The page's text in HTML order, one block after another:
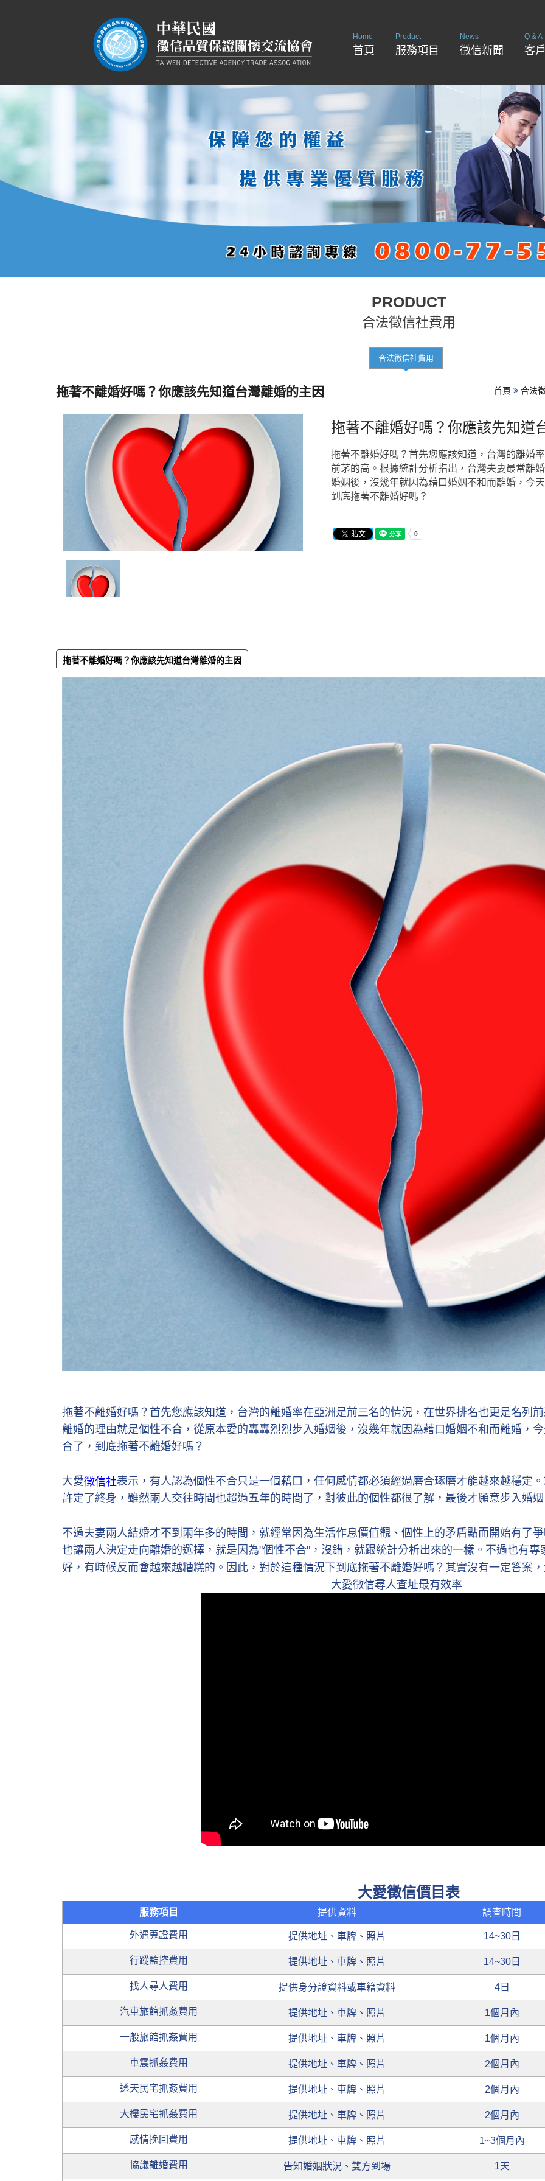
Home
首頁
Product
服務項目
News
徵信新聞
Q & A
客
PRODUCT
合法徵信社費用
合法徵信社費用
拖著不離婚好嗎？你應該先知道台灣離婚的主因 首頁 合法
拖著不離婚好嗎？你應該先知道
拖著不離婚好嗎？首先您應該知道，台灣的離婚
前茅的高。根據統計分析指出，台灣夫妻最常離
婚姻後，沒幾年就因為藉口婚姻不和而離婚，今
到底拖著不離婚好嗎？
拖著不離婚好嗎？你應該先知道台灣離婚的主因
拖著不離婚好嗎？首先您應該知道，台灣的離婚率在亞洲是前三名的情況，在世界排名也更是名列
離婚的理由就是個性不合，從原本愛的轟轟烈烈步入婚姻後，沒幾年就因為藉口婚姻不和而離婚，
合了，到底拖著不離婚好嗎？
大愛徵信社表示，有人認為個性不合只是一個藉口，任何感情都必須經過磨合琢磨才能越來越穩定
許定了終身，雖然兩人交往時間也超過五年的時間了，對彼此的個性都很了解，最後才願意步入婚
不過夫妻兩人結婚才不到兩年多的時間，就經常因為生活作息價值觀、個性上的矛盾點而開始有了
也讓兩人決定走向離婚的選擇，就是因為"個性不合"，沒錯，就跟統計分析出來的一樣。不過也有
好，有時候反而會越來越糟糕的。因此，對於這種情況下到底拖著不離婚好嗎？其實沒有一定答案
大愛徵信尋人查址最有效率
大愛徵信價目表
服務項目
外遇蒐證費用
提供資料
提供地址、車牌、照片
調查時間
14~30日
行蹤監控費用 提供地址、車牌、照片 14~30日
找人尋人費用 提供身分證資料或車籍資料 4日
汽車旅館抓姦費用 提供地址、車牌、照片 1個月內
一般旅館抓姦費用 提供地址、車牌、照片 1個月內
車震抓姦費用 提供地址、車牌、照片 2個月內
透天民宅抓姦費用 提供地址、車牌、照片 2個月內
大樓民宅抓姦費用 提供地址、車牌、照片 2個月內
感情挽回費用 提供地址、車牌、照片 1~3個月內
協議離婚費用 告知婚姻狀況、雙方到場 1天